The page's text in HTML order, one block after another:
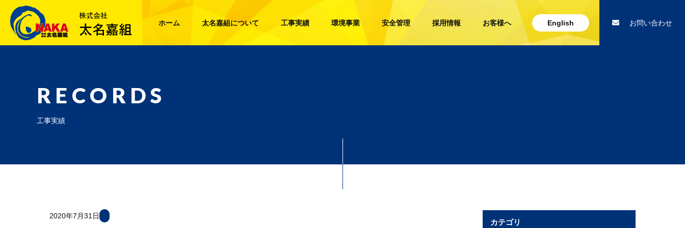
ホーム 太名嘉組について 工事実績 環境事業 安全管理 採用情報 お客様へ English お問い合わせ
RECORDS
工事実績
2020年7月31日
カテゴリ